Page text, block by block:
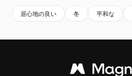
居心地の良い 冬 平和な